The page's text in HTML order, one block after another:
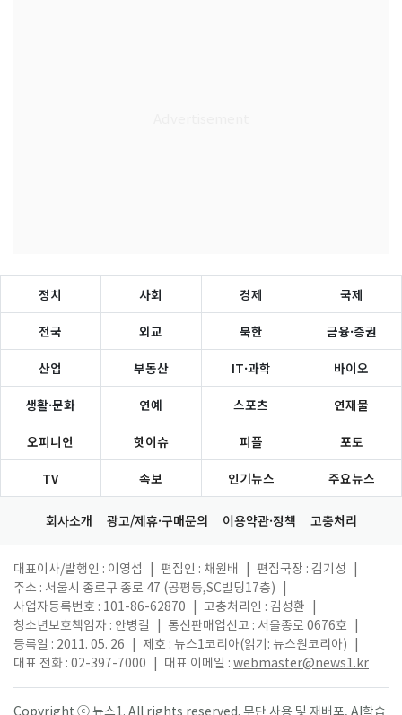
정치 사회 경제 국제
전국 외교 북한 금융·증권
산업 부동산 IT·과학 바이오
생활·문화 연예 스포츠 연재물
오피니언 핫이슈 피플 포토
TV 속보 인기뉴스 주요뉴스
회사소개 광고/제휴·구매문의 이용약관·정책 고충처리
대표이사/발행인 : 이영섭 편집인 : 채원배 편집국장 : 김기성
주소 : 서울시 종로구 종로 47 (공평동,SC빌딩17층)
사업자등록번호 : 101-86-62870
고충처리인 : 김성환
청소년보호책임자 : 안병길
통신판매업신고 : 서울종로 0676호
등록일 : 2011. 05. 26
제호 : 뉴스1코리아(읽기: 뉴스원코리아)
대표 전화 : 02-397-7000
대표 이메일 : webmaster@news1.kr
Copyright ⓒ 뉴스1. All rights reserved. 무단 사용 및 재배포, AI학습